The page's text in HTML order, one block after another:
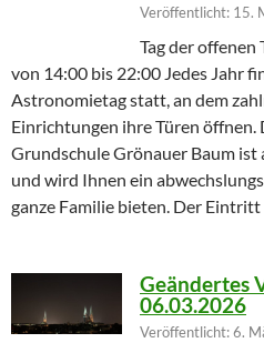
Veröffentlicht: 15.
Tag der offenen
von 14:00 bis 22:00 Jedes Jahr
Astronomietag statt, an dem
Einrichtungen ihre Türen öffnen.
Grundschule Grönauer Baum
und wird Ihnen ein
ganze Familie bieten. Der
Geändertes
06.03.2026
Veröffentlicht: 6.